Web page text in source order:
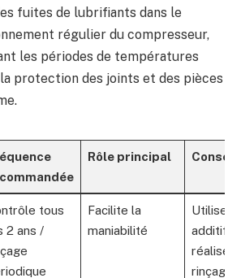
fuites de lubrifiants dans le
régulier du compresseur,
les périodes de températures
protection des joints et des pièces
Rôle principal
tous
2 ans /
Facilite la
maniabilité
Utiliser
additif
réaliser
rinçage